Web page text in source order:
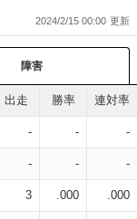
2024/2/15 00:00
障害
出走 勝率 連対率
- - -
- - -
3 .000 .000